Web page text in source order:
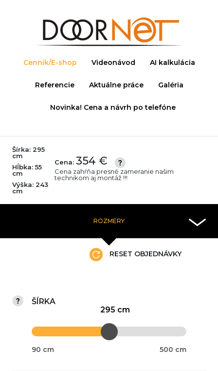
Cenník/E-shop Videonávod AI kalkulácia
Referencie Aktuálne práce Galéria
Novinka! Cena a návrh po telefóne
Šírka: 295
cm
Hĺbka: 55
cm
Výška: 243
cm
Cena:354 €
Cena zahŕňa presné zameranie našim
technikom aj montáž !!!
ROZMERY
RESET OBJEDNÁVKY
ŠÍRKA
295 cm
90 cm 500 cm